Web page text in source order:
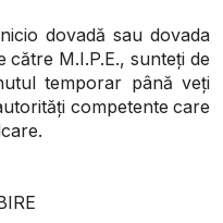
dovadă sau dovada
către M.I.P.E., sunteți de
temporar până veți
competente care